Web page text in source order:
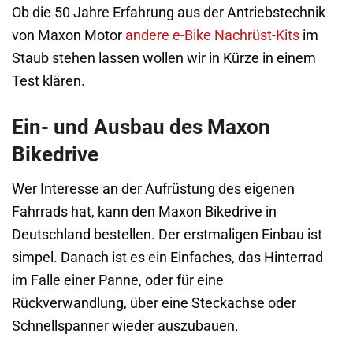
Ob die 50 Jahre Erfahrung aus der Antriebstechnik
von Maxon Motor andere e-Bike Nachrüst-Kits im
Staub stehen lassen wollen wir in Kürze in einem
Test klären.
Ein- und Ausbau des Maxon
Bikedrive
Wer Interesse an der Aufrüstung des eigenen
Fahrrads hat, kann den Maxon Bikedrive in
Deutschland bestellen. Der erstmaligen Einbau ist
simpel. Danach ist es ein Einfaches, das Hinterrad
im Falle einer Panne, oder für eine
Rückverwandlung, über eine Steckachse oder
Schnellspanner wieder auszubauen.